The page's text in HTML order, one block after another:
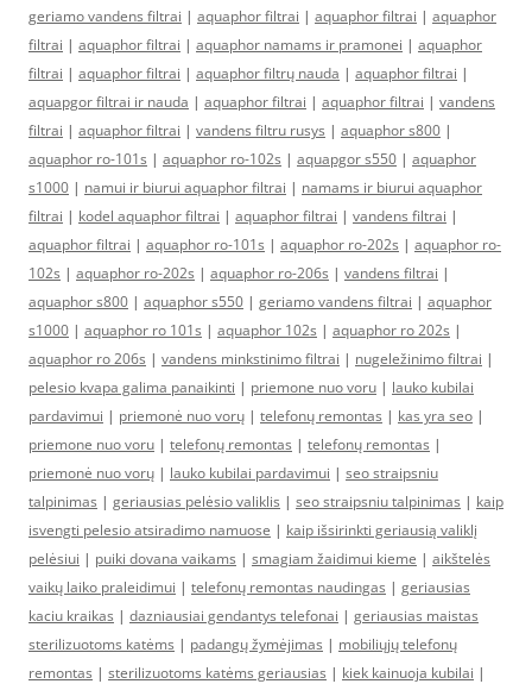
geriamo vandens filtrai | aquaphor filtrai | aquaphor filtrai | aquaphor
filtrai | aquaphor filtrai | aquaphor namams ir pramonei | aquaphor
filtrai | aquaphor filtrai | aquaphor filtrų nauda | aquaphor filtrai |
aquapgor filtrai ir nauda | aquaphor filtrai | aquaphor filtrai | vandens
filtrai | aquaphor filtrai | vandens filtru rusys | aquaphor s800 |
aquaphor ro-101s | aquaphor ro-102s | aquapgor s550 | aquaphor
s1000 | namui ir biurui aquaphor filtrai | namams ir biurui aquaphor
filtrai | kodel aquaphor filtrai | aquaphor filtrai | vandens filtrai |
aquaphor filtrai | aquaphor ro-101s | aquaphor ro-202s | aquaphor ro-
102s | aquaphor ro-202s | aquaphor ro-206s | vandens filtrai |
aquaphor s800 | aquaphor s550 | geriamo vandens filtrai | aquaphor
s1000 | aquaphor ro 101s | aquaphor 102s | aquaphor ro 202s |
aquaphor ro 206s | vandens minkstinimo filtrai | nugeležinimo filtrai |
pelesio kvapa galima panaikinti | priemone nuo voru | lauko kubilai
pardavimui | priemonė nuo vorų | telefonų remontas | kas yra seo |
priemone nuo voru | telefonų remontas | telefonų remontas |
priemonė nuo vorų | lauko kubilai pardavimui | seo straipsniu
talpinimas | geriausias pelėsio valiklis | seo straipsniu talpinimas | kaip
isvengti pelesio atsiradimo namuose | kaip išsirinkti geriausią valiklį
pelėsiui | puiki dovana vaikams | smagiam žaidimui kieme | aikštelės
vaikų laiko praleidimui | telefonų remontas naudingas | geriausias
kaciu kraikas | dazniausiai gendantys telefonai | geriausias maistas
sterilizuotoms katėms | padangų žymėjimas | mobiliųjų telefonų
remontas | sterilizuotoms katėms geriausias | kiek kainuoja kubilai |